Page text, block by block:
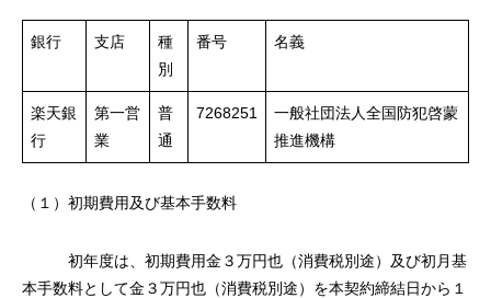
銀行 支店
種
別
番号 名義
楽天銀
行
第一営
業
普
通
7268251
一般社団法人全国防犯啓蒙
推進機構
（１）初期費用及び基本手数料
初年度は、初期費用金３万円也（消費税別途）及び初月基
本手数料として金３万円也（消費税別途）を本契約締結日から１